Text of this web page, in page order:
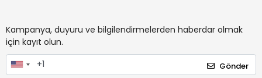
Kampanya, duyuru ve bilgilendirmelerden haberdar olmak
için kayıt olun.
Gönder